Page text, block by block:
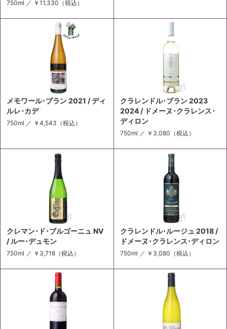
750ml ／ ￥11,330 （税込）
メモワール･ブラン 2021 / ディ
ルレ･カデ
750ml ／ ￥4,543 （税込）
クラレンドル･ブラン 2023
2024 / ドメーヌ･クラレンス･
ディロン
750ml ／ ￥3,080 （税込）
クレマン･ド･ブルゴーニュ NV
/ ルー･デュモン
750ml ／ ￥3,718 （税込）
クラレンドル･ルージュ 2018 /
ドメーヌ･クラレンス･ディロン
750ml ／ ￥3,080 （税込）